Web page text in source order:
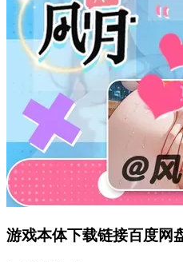
游戏本体下载链接百度网